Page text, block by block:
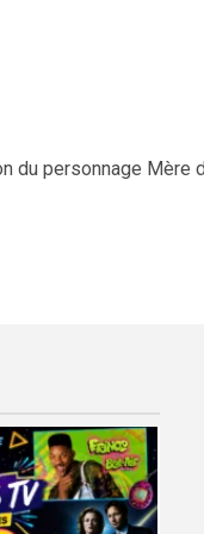
du personnage Mère